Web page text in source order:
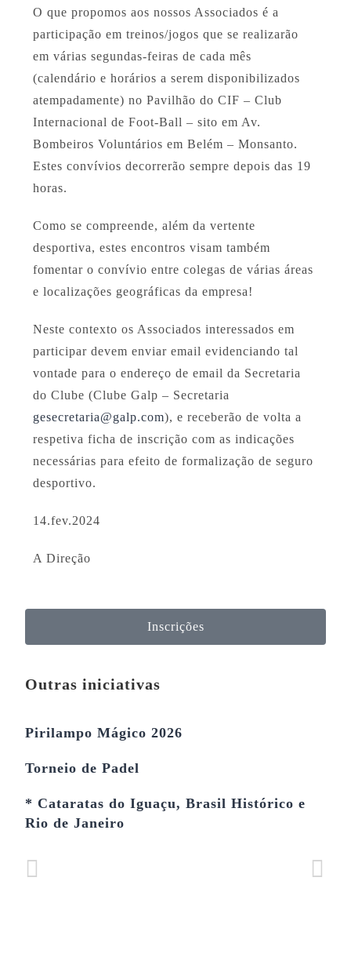
O que propomos aos nossos Associados é a
participação em treinos/jogos que se realizarão
em várias segundas-feiras de cada mês
(calendário e horários a serem disponibilizados
atempadamente) no Pavilhão do CIF – Club
Internacional de Foot-Ball – sito em Av.
Bombeiros Voluntários em Belém – Monsanto.
Estes convívios decorrerão sempre depois das 19
horas.
Como se compreende, além da vertente
desportiva, estes encontros visam também
fomentar o convívio entre colegas de várias áreas
e localizações geográficas da empresa!
Neste contexto os Associados interessados em
participar devem enviar email evidenciando tal
vontade para o endereço de email da Secretaria
do Clube (Clube Galp – Secretaria
gesecretaria@galp.com), e receberão de volta a
respetiva ficha de inscrição com as indicações
necessárias para efeito de formalização de seguro
desportivo.
14.fev.2024
A Direção
Inscrições
Outras iniciativas
Pirilampo Mágico 2026
Torneio de Padel
* Cataratas do Iguaçu, Brasil Histórico e
Rio de Janeiro